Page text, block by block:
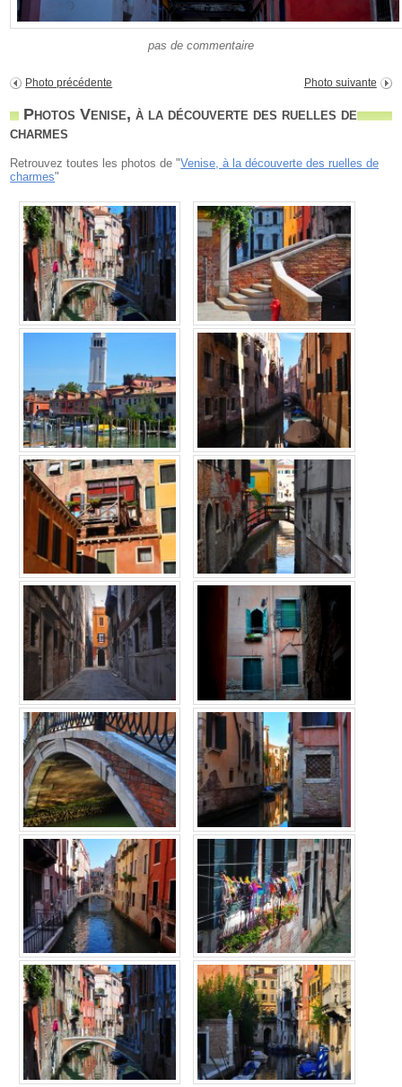
pas de commentaire
Photo précédente Photo suivante
Photos Venise, à la découverte des ruelles de
charmes
Retrouvez toutes les photos de "Venise, à la découverte des ruelles de
charmes"